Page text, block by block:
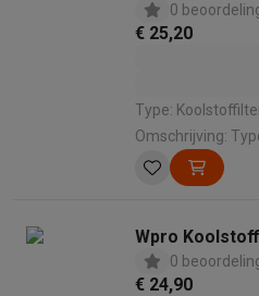
0
€ 25,20
Type: Koolstoffilter | Aantal per verpakking:
Omschrijving: Type 303 antibacterieel |
Compatibel met:
Wpro
0
€ 24,90